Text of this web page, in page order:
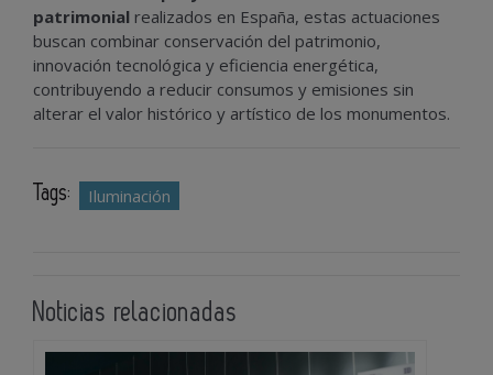
patrimonial realizados en España, estas actuaciones
buscan combinar conservación del patrimonio,
innovación tecnológica y eficiencia energética,
contribuyendo a reducir consumos y emisiones sin
alterar el valor histórico y artístico de los monumentos.
Tags: Iluminación
Noticias relacionadas